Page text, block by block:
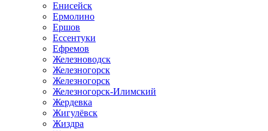
Енисейск
Ермолино
Ершов
Ессентуки
Ефремов
Железноводск
Железногорск
Железногорск
Железногорск-Илимский
Жердевка
Жигулёвск
Жиздра